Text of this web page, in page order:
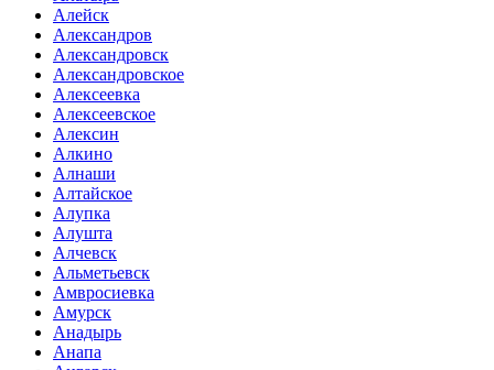
Алейск
Александров
Александровск
Александровское
Алексеевка
Алексеевское
Алексин
Алкино
Алнаши
Алтайское
Алупка
Алушта
Алчевск
Альметьевск
Амвросиевка
Амурск
Анадырь
Анапа